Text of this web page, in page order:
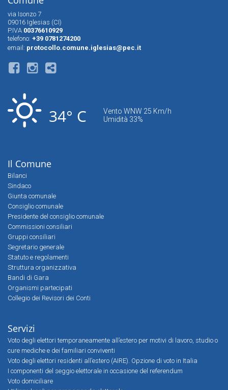
via Isonzo 7
09016 Iglesias (CI)
P.IVA 00376610929
telefono: +39 0781274200
email: protocollo.comune.iglesias@pec.it
34° C
Vento WNW 25 Km/h
Umidità 33%
Il Comune
Bilanci
Sindaco
Giunta comunale
Consiglio comunale
Presidente del consiglio comunale
Commissioni consiliari
Gruppi consiliari
Segretario generale
Statuto e regolamenti
Struttura organizzativa
Bandi di Gara
Organismi partecipati
Collegio dei Revisori dei Conti
Servizi
Voto degli elettori temporaneamente all’estero per motivi di lavoro, studio o
cure mediche e dei familiari conviventi
Voto degli elettori residenti all’estero (AIRE). Opzione di voto in Italia
I componenti del seggio elettorale in occasione del referendum
Voto domiciliare